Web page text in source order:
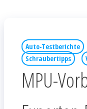
Auto-Testberichte
Schraubertipps
MPU-